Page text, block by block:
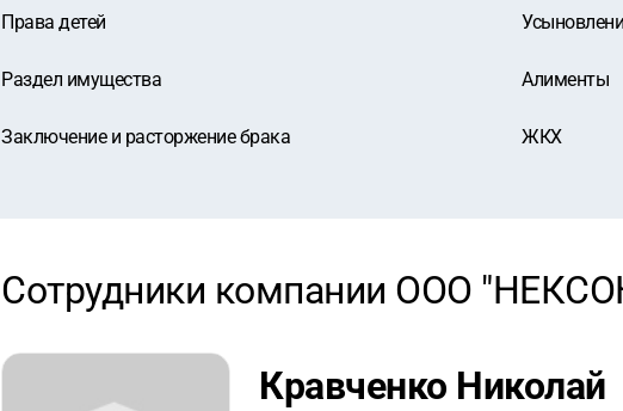
Права детей
Раздел имущества Алименты
Заключение и расторжение брака ЖКХ
Сотрудники компании ООО
Кравченко Николай